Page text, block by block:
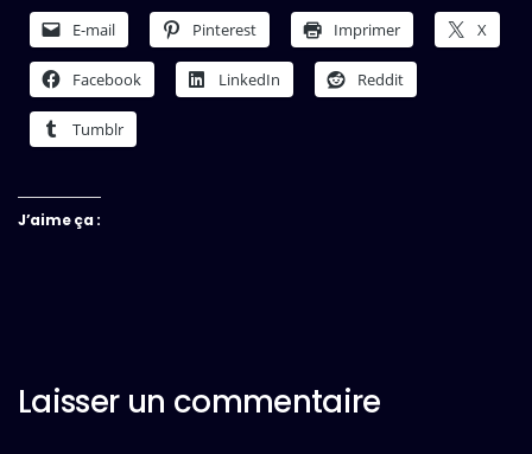
E-mail Pinterest Imprimer X
Facebook LinkedIn Reddit
Tumblr
J’aime ça :
Laisser un commentaire